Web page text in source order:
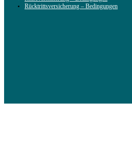
Rücktrittsversicherung – Bedingungen